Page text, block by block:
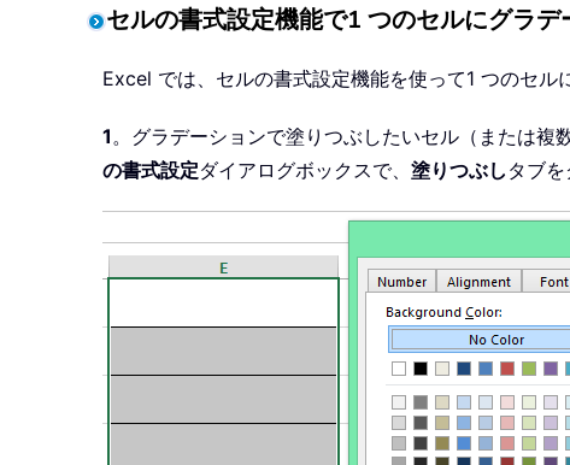
セルの書式設定機能で1 つのセルにグラ
Excel では、セルの書式設定機能を使って1 つのセル
1。グラデーションで塗りつぶしたいセル（または複
の書式設定ダイアログボックスで、 塗りつぶし タブを